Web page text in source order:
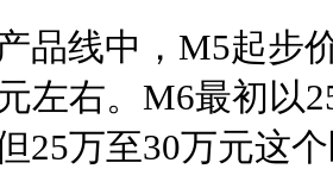
品线中，M5起步
左右。M6最初以
25万至30万元这